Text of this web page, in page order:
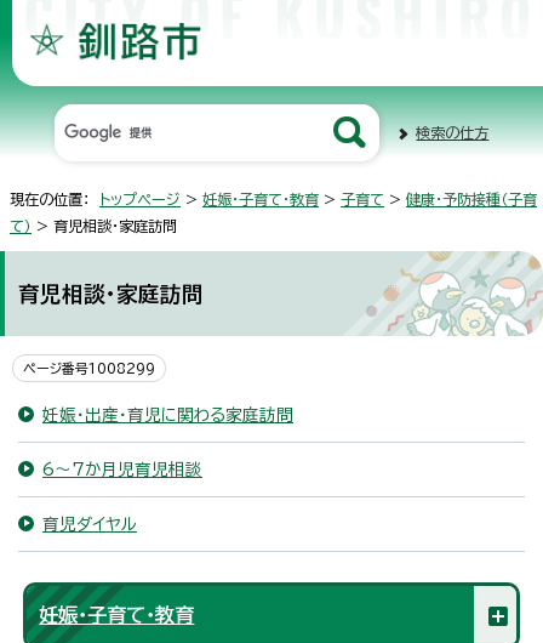
検索の仕方
現在の位置： トップページ > 妊娠・子育て・教育 > 子育て > 健康・予防接種（子育
て） > 育児相談・家庭訪問
育児相談・家庭訪問
ページ番号1008299
妊娠・出産・育児に関わる家庭訪問
6～7か月児育児相談
育児ダイヤル
妊娠・子育て・教育